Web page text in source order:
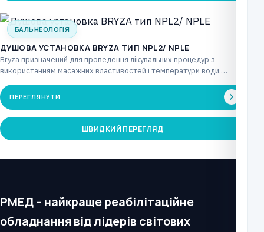
БАЛЬНЕОЛОГІЯ
ДУШОВА УСТАНОВКА BRYZA ТИП NPL2/ NPLE
Bryza призначений для проведення лікувальних процедур з
використанням масажних властивостей і температури води.
ПЕРЕГЛЯНУТИ
ШВИДКИЙ ПЕРЕГЛЯД
РМЕД – найкраще реабілітаційне
обладнання від лідерів світових